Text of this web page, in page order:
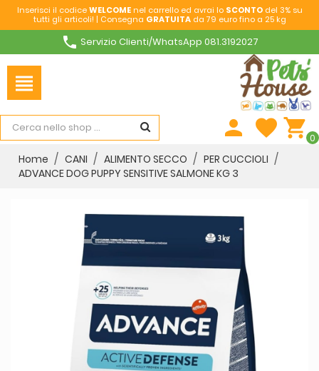
Inserisci il codiceWELCOMEnel carrello ed avrai lo SCONTOdel 3% su
tutti gli articoli! | Consegna GRATUITAda 79 euro fino a 25 kg
phone Servizio Clienti/WhatsApp 081.3192027
view_headline
person favorite shopping_cart0
Home CANI ALIMENTO SECCO
PER CUCCIOLI
ADVANCE DOG PUPPY SENSITIVE SALMONE KG 3